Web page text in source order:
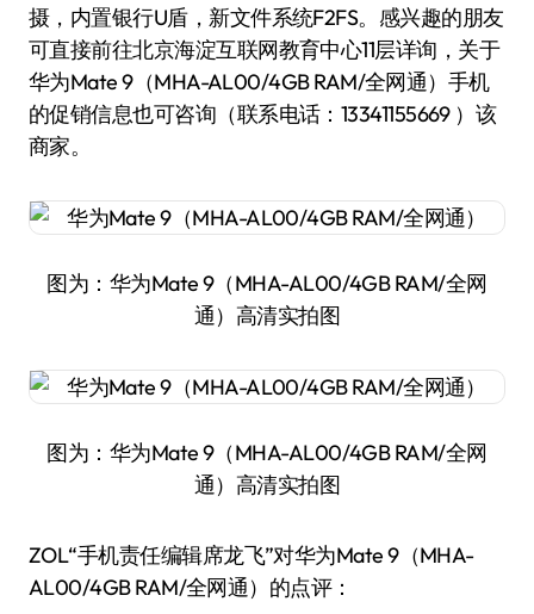
摄，内置银行U盾，新文件系统F2FS。感兴趣的朋友
可直接前往北京海淀互联网教育中心11层详询，关于
华为Mate 9（MHA-AL00/4GB RAM/全网通）手机
的促销信息也可咨询（联系电话：13341155669 ）该
商家。
图为：华为Mate 9（MHA-AL00/4GB RAM/全网
通）高清实拍图
图为：华为Mate 9（MHA-AL00/4GB RAM/全网
通）高清实拍图
ZOL“手机责任编辑席龙飞”对华为Mate 9（MHA-
AL00/4GB RAM/全网通）的点评：